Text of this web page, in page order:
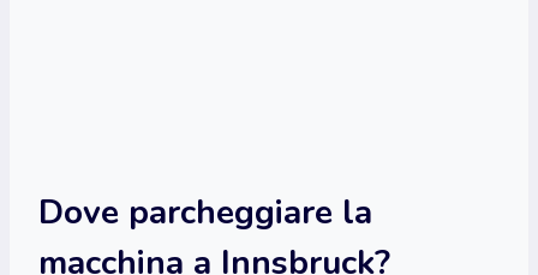
Dove parcheggiare la
macchina a Innsbruck?